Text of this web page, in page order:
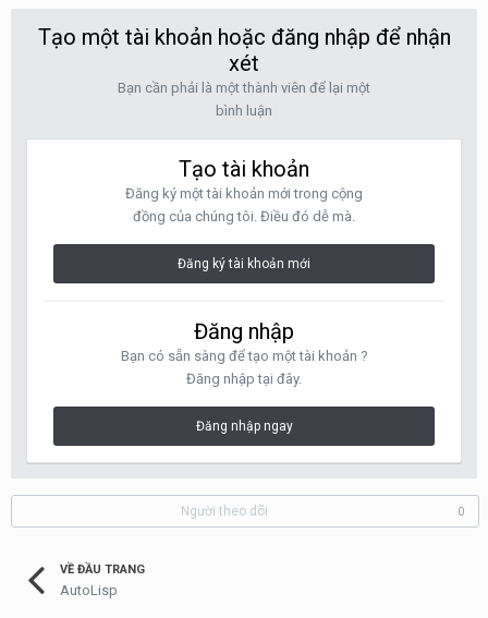
Tạo một tài khoản hoặc đăng nhập để nhận
xét
Bạn cần phải là một thành viên để lại một
bình luận
Tạo tài khoản
Đăng ký một tài khoản mới trong cộng
đồng của chúng tôi. Điều đó dễ mà.
Đăng ký tài khoản mới
Đăng nhập
Bạn có sẵn sàng để tạo một tài khoản ?
Đăng nhập tại đây.
Đăng nhập ngay
Người theo dõi 0
VỀ ĐẦU TRANG
AutoLisp